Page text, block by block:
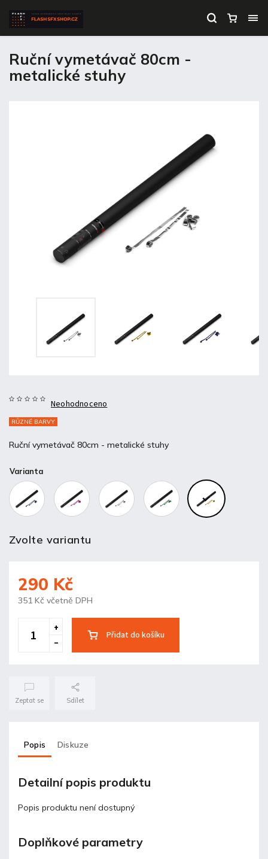
Ruční vymetávač 80cm -
metalické stuhy
RŮZNÉ BARVY
Neohodnoceno
Ruční vymetávač 80cm - metalické stuhy
Varianta
Zvolte variantu
290 Kč
351 Kč včetně DPH
Přidat do košíku
Zeptat se Sdílet
Popis Diskuze
Detailní popis produktu
Popis produktu není dostupný
Doplňkové parametry